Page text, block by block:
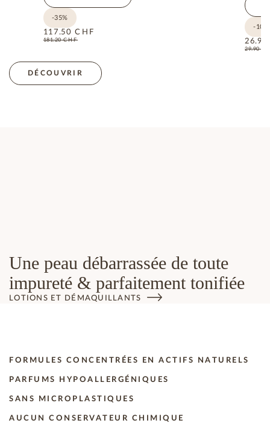
-35%
117.50 CHF
181.20CHF
-10%
26.90
29.90
DÉCOUVRIR
Une peau débarrassée de toute
impureté & parfaitement tonifiée
LOTIONS ET DÉMAQUILLANTS
FORMULES CONCENTRÉES EN ACTIFS NATURELS
PARFUMS HYPOALLERGÉNIQUES
SANS MICROPLASTIQUES
AUCUN CONSERVATEUR CHIMIQUE